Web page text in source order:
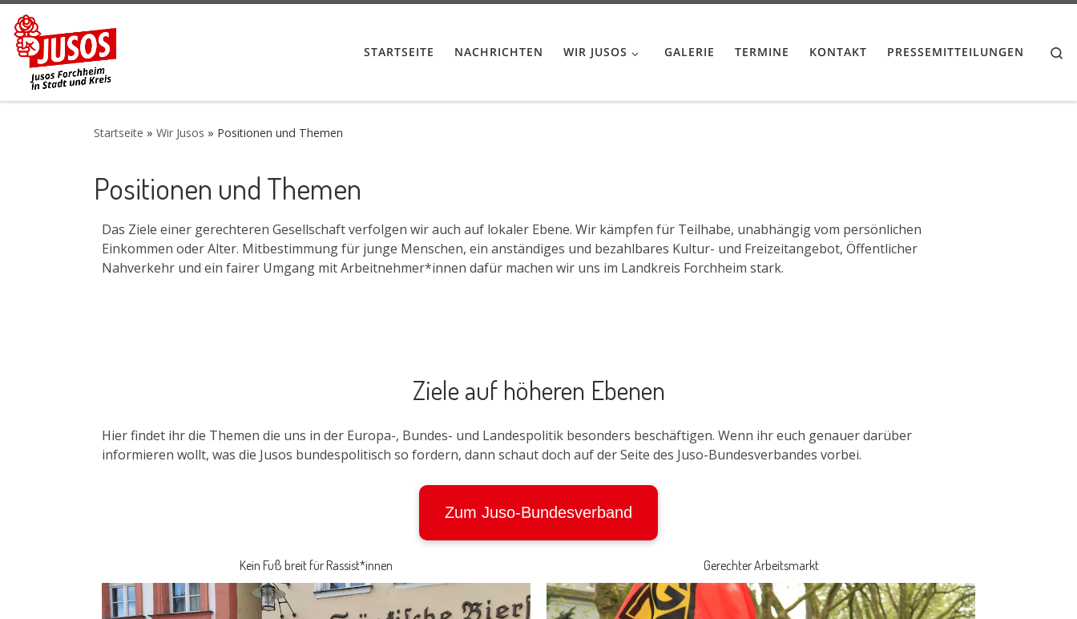
Zum Inhalt springen
STARTSEITE NACHRICHTEN WIR JUSOS GALERIE TERMINE KONTAKT PRESSEMITTEILUNGEN
Startseite » Wir Jusos » Positionen und Themen
Positionen und Themen
Das Ziele einer gerechteren Gesellschaft verfolgen wir auch auf lokaler Ebene. Wir kämpfen für Teilhabe, unabhängig vom persönlichen
Einkommen oder Alter. Mitbestimmung für junge Menschen, ein anständiges und bezahlbares Kultur- und Freizeitangebot, Öffentlicher
Nahverkehr und ein fairer Umgang mit Arbeitnehmer*innen dafür machen wir uns im Landkreis Forchheim stark.
Ziele auf höheren Ebenen
Hier findet ihr die Themen die uns in der Europa-, Bundes- und Landespolitik besonders beschäftigen. Wenn ihr euch genauer darüber
informieren wollt, was die Jusos bundespolitisch so fordern, dann schaut doch auf der Seite des Juso-Bundesverbandes vorbei.
Zum Juso-Bundesverband
Kein Fuß breit für Rassist*innen Gerechter Arbeitsmarkt